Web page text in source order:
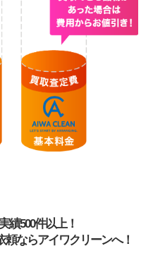
績500件以上！
ならアイワクリーンへ！